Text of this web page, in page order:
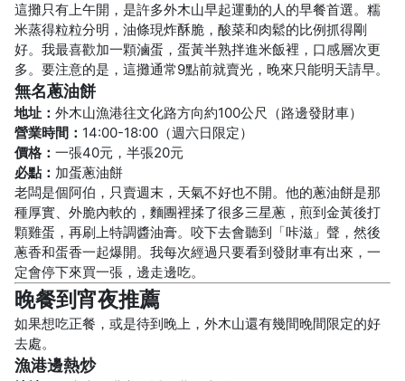
這攤只有上午開，是許多外木山早起運動的人的早餐首選。糯
米蒸得粒粒分明，油條現炸酥脆，酸菜和肉鬆的比例抓得剛
好。我最喜歡加一顆滷蛋，蛋黃半熟拌進米飯裡，口感層次更
多。要注意的是，這攤通常9點前就賣光，晚來只能明天請早。
無名蔥油餅
地址： 外木山漁港往文化路方向約100公尺（路邊發財車）
營業時間： 14:00-18:00（週六日限定）
價格： 一張40元，半張20元
必點： 加蛋蔥油餅
老闆是個阿伯，只賣週末，天氣不好也不開。他的蔥油餅是那
種厚實、外脆內軟的，麵團裡揉了很多三星蔥，煎到金黃後打
顆雞蛋，再刷上特調醬油膏。咬下去會聽到「咔滋」聲，然後
蔥香和蛋香一起爆開。我每次經過只要看到發財車有出來，一
定會停下來買一張，邊走邊吃。
晚餐到宵夜推薦
如果想吃正餐，或是待到晚上，外木山還有幾間晚間限定的好
去處。
漁港邊熱炒